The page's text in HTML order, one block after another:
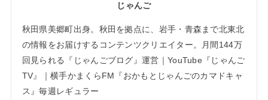
じゃんご
秋田県美郷町出身。秋田を拠点に、岩手・青森まで北東北
の情報をお届けするコンテンツクリエイター。月間144万
回見られる『じゃんごブログ』運営｜YouTube『じゃんご
TV』｜横手かまくらFM『おかもとじゃんごのカマドキャ
ス』毎週レギュラー